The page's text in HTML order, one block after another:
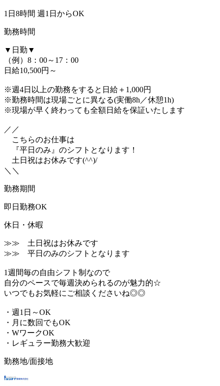
1日8時間 週1日からOK
勤務時間
▼日勤▼
（例）8：00～17：00
日給10,500円～
※週4日以上の勤務をすると日給＋1,000円
※勤務時間は現場ごとに異なる(実働8h／休憩1h)
※現場が早く終わっても全額日給を保証いたします
／／
こちらのお仕事は
『平日のみ』のシフトとなります！
土日祝はお休みです(^^)/
＼＼
勤務期間
即日勤務OK
休日・休暇
≫≫ 土日祝はお休みです
≫≫ 平日のみのシフトとなります
1週間毎の自由シフト制なので
自分のペースで毎週決められるのが魅力的☆
いつでもお気軽にご相談くださいね◎◎
・週1日～OK
・月に数回でもOK
・WワークOK
・レギュラー勤務大歓迎
勤務地/面接地